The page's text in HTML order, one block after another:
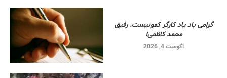
گرامی باد یاد کارگر کمونیست. رفیق
محمد کاظمی!
آگوست 4, 2026